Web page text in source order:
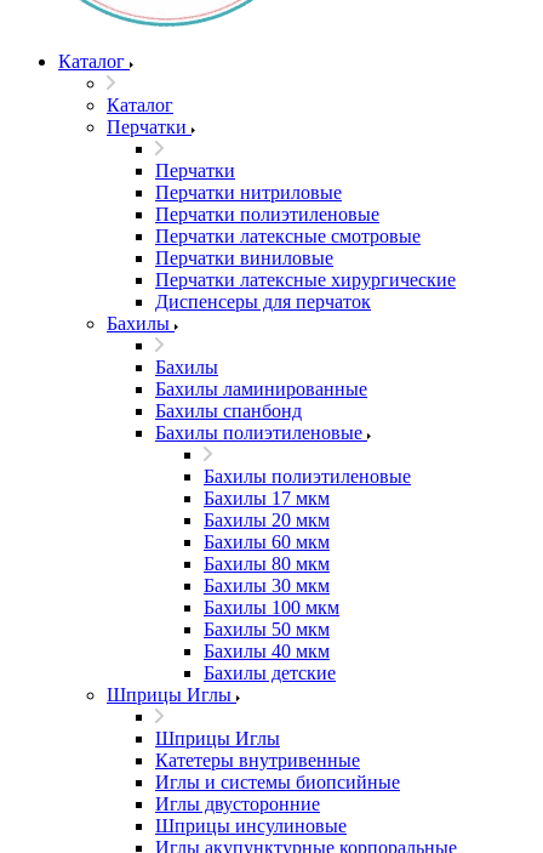
Каталог
Каталог
Перчатки
Перчатки
Перчатки нитриловые
Перчатки полиэтиленовые
Перчатки латексные смотровые
Перчатки виниловые
Перчатки латексные хирургические
Диспенсеры для перчаток
Бахилы
Бахилы
Бахилы ламинированные
Бахилы спанбонд
Бахилы полиэтиленовые
Бахилы полиэтиленовые
Бахилы 17 мкм
Бахилы 20 мкм
Бахилы 60 мкм
Бахилы 80 мкм
Бахилы 30 мкм
Бахилы 100 мкм
Бахилы 50 мкм
Бахилы 40 мкм
Бахилы детские
Шприцы Иглы
Шприцы Иглы
Катетеры внутривенные
Иглы и системы биопсийные
Иглы двусторонние
Шприцы инсулиновые
Иглы акупунктурные корпоральные